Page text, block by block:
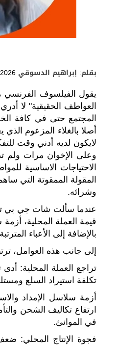
بقلم: إبراهيم الدسوقي
يقول الفيلسوف الفرنسي
العواطف الحقيقية" لا
المجتمع حتى في كافة
أصلا بالغلاء المزعوم
لايكون لديه أدني وقت
وعلى الإخوان مرات ولم
الاحتياجات الاساسية
المقولة الممقوتة التي
وشرائه.
عندما سألت شات جي بي
قيمة العملة المحلية، أزمة
بالإضافة إلى الأعباء
إلى جانب هذه العوامل،
تراجع العملة المحلية:
تكلفة استيراد السلع
أزمة سلاسل الإمداد
ارتفاع تكاليف الشحن
في الموانئ.
فجوة الإنتاج المحلي: